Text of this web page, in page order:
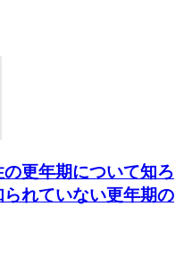
更年期について知ろ
れていない更年期の